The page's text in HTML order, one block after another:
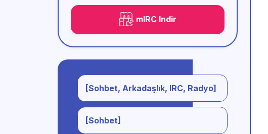
mIRC Indir
[Sohbet, Arkadaşlık, IRC, Radyo]
[Sohbet]